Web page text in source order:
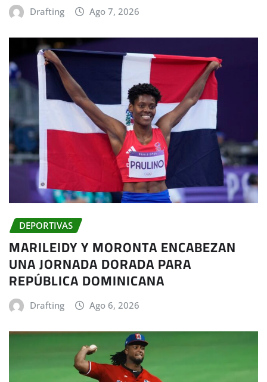
Drafting Ago 7, 2026
DEPORTIVAS
MARILEIDY Y MORONTA ENCABEZAN
UNA JORNADA DORADA PARA
REPÚBLICA DOMINICANA
Drafting Ago 6, 2026